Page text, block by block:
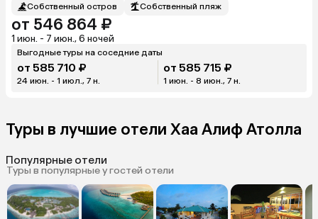
Собственный остров Собственный пляж
от 546 864 ₽
1 июн. - 7 июн., 6 ночей
Выгодные туры на соседние даты
от 585 710 ₽
24 июн. - 1 июл., 7 н.
от 585 715 ₽
1 июн. - 8 июн., 7 н.
Туры в лучшие отели Хаа Алиф Атолла
Популярные отели
Туры в популярные у гостей отели